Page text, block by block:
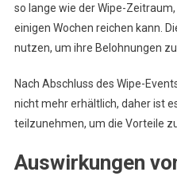
so lange wie der Wipe-
einigen Wochen reichen kann.
nutzen, um ihre Belohnungen
Nach Abschluss des Wipe-
nicht mehr erhältlich, daher ist
teilzunehmen, um die Vorteile
Auswirkungen